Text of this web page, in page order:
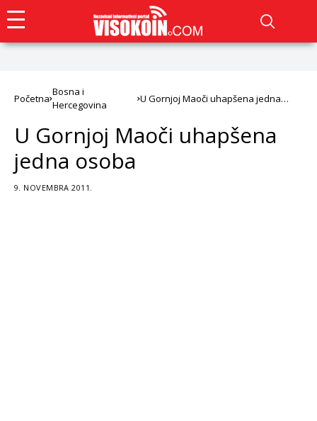
Početna
Bosna i
Hercegovina
U Gornjoj Maoči uhapšena jedna
U Gornjoj Maoči uhapšena
jedna osoba
9. NOVEMBRA 2011.